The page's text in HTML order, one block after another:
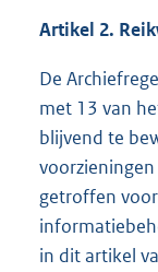
Artikel 2.
De
met 13 van
blijvend te
getroffen
in dit artikel